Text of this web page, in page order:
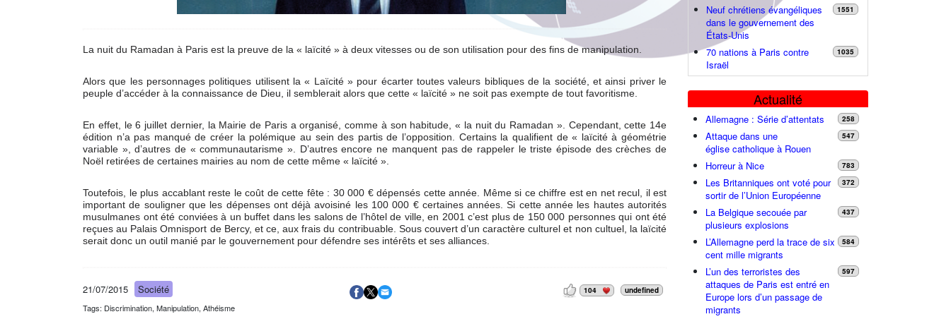
La nuit du Ramadan à Paris est la preuve de la « laïcité » à deux vitesses ou de son utilisation pour des fins de manipulation.
Alors que les personnages politiques utilisent la « Laïcité » pour écarter toutes valeurs bibliques de la société, et ainsi priver le
peuple d’accéder à la connaissance de Dieu, il semblerait alors que cette « laïcité » ne soit pas exempte de tout favoritisme.
En effet, le 6 juillet dernier, la Mairie de Paris a organisé, comme à son habitude, « la nuit du Ramadan ». Cependant, cette 14e
édition n’a pas manqué de créer la polémique au sein des partis de l’opposition. Certains la qualifient de « laïcité à géométrie
variable », d’autres de « communautarisme ». D’autres encore ne manquent pas de rappeler le triste épisode des crèches de
Noël retirées de certaines mairies au nom de cette même « laïcité ».
Toutefois, le plus accablant reste le coût de cette fête : 30 000 € dépensés cette année. Même si ce chiffre est en net recul, il est
important de souligner que les dépenses ont déjà avoisiné les 100 000 € certaines années. Si cette année les hautes autorités
musulmanes ont été conviées à un buffet dans les salons de l’hôtel de ville, en 2001 c’est plus de 150 000 personnes qui ont été
reçues au Palais Omnisport de Bercy, et ce, aux frais du contribuable. Sous couvert d’un caractère culturel et non cultuel, la laïcité
serait donc un outil manié par le gouvernement pour défendre ses intérêts et ses alliances.
21/07/2015 Société 104 undefined
Tags: Discrimination, Manipulation, Athéisme
Neuf chrétiens évangéliques
dans le gouvernement des
États-Unis
1551
70 nations à Paris contre
Israël
1035
Actualité
Allemagne : Série d’attentats 258
Attaque dans une
église catholique à Rouen
547
Horreur à Nice 783
Les Britanniques ont voté pour
sortir de l’Union Européenne
372
La Belgique secouée par
plusieurs explosions
437
L’Allemagne perd la trace de six
cent mille migrants
584
L’un des terroristes des
attaques de Paris est entré en
Europe lors d’un passage de
migrants
597